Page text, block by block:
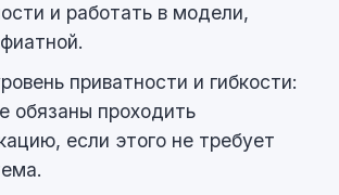
и работать в модели,
приватности и гибкости:
обязаны проходить
если этого не требует